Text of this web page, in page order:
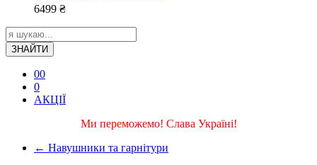
6499 ₴
ЗНАЙТИ
00
0
АКЦІЇ
Ми переможемо! Слава Україні!
← Навушники та гарнітури